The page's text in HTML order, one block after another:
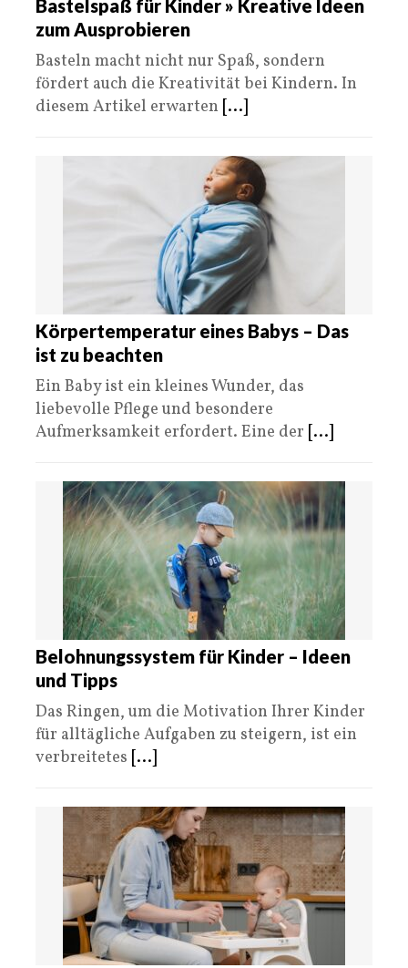
Bastelspaß für Kinder » Kreative Ideen
zum Ausprobieren
Basteln macht nicht nur Spaß, sondern
fördert auch die Kreativität bei Kindern. In
diesem Artikel erwarten [...]
Körpertemperatur eines Babys – Das
ist zu beachten
Ein Baby ist ein kleines Wunder, das
liebevolle Pflege und besondere
Aufmerksamkeit erfordert. Eine der [...]
Belohnungssystem für Kinder – Ideen
und Tipps
Das Ringen, um die Motivation Ihrer Kinder
für alltägliche Aufgaben zu steigern, ist ein
verbreitetes [...]